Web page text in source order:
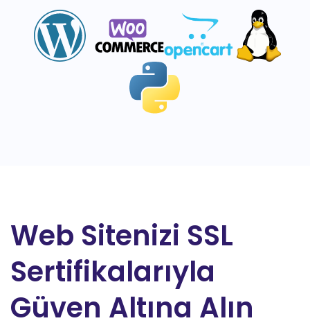
Web Sitenizi SSL
Sertifikalarıyla
Güven Altına Alın